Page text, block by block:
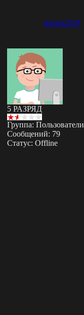
serega2510
5 РАЗРЯД
Группа: Пользователи
Сообщений: 79
Статус: Offline